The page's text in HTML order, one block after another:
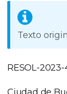
Texto
RESOL-